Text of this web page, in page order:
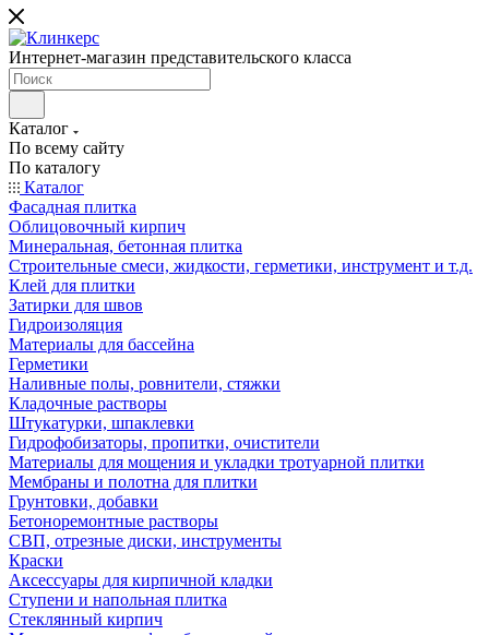
Интернет-магазин представительского класса
Каталог
По всему сайту
По каталогу
Каталог
Фасадная плитка
Облицовочный кирпич
Минеральная, бетонная плитка
Строительные смеси, жидкости, герметики, инструмент и т.д.
Клей для плитки
Затирки для швов
Гидроизоляция
Материалы для бассейна
Герметики
Наливные полы, ровнители, стяжки
Кладочные растворы
Штукатурки, шпаклевки
Гидрофобизаторы, пропитки, очистители
Материалы для мощения и укладки тротуарной плитки
Мембраны и полотна для плитки
Грунтовки, добавки
Бетоноремонтные растворы
СВП, отрезные диски, инструменты
Краски
Аксессуары для кирпичной кладки
Ступени и напольная плитка
Cтеклянный кирпич